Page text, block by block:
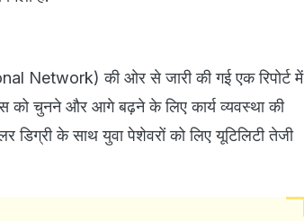
Network) की ओर से जारी की गई एक रिपोर्ट में
को चुनने और आगे बढ़ने के लिए कार्य व्यवस्था की
के साथ युवा पेशेवरों को लिए यूटिलिटी तेजी